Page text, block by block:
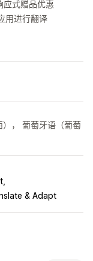
应式赠品优惠
用进行翻译
， 葡萄牙语（葡萄
& Adapt